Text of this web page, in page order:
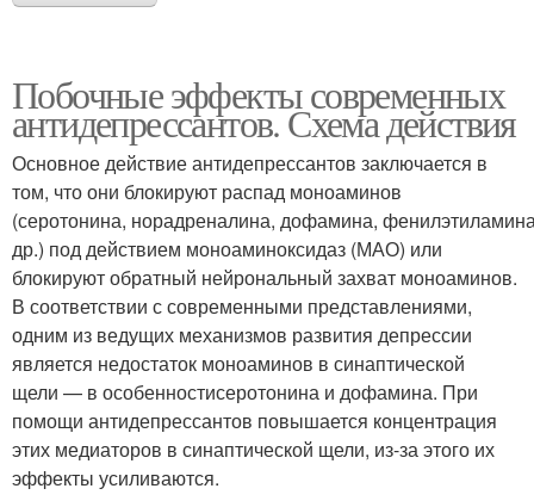
Побочные эффекты современных
антидепрессантов. Схема действия
Основное действие антидепрессантов заключается в
том, что они блокируют распад моноаминов
(серотонина, норадреналина, дофамина,
др.) под действием моноаминоксидаз (МАО) или
блокируют обратный нейрональный захват моноаминов.
В соответствии с современными представлениями,
одним из ведущих механизмов развития депрессии
является недостаток моноаминов в синаптической
щели — в особенностисеротонина и дофамина. При
помощи антидепрессантов повышается концентрация
этих медиаторов в синаптической щели, из-за этого их
эффекты усиливаются.